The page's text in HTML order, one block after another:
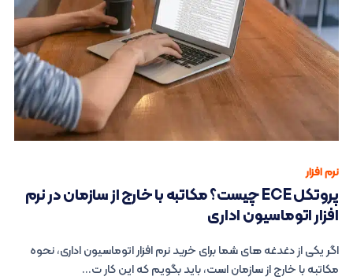
نرم افزار
پروتکل ECE چیست؟ مکاتبه با خارج از سازمان در نرم
افزار اتوماسیون اداری
اگر یکی از دغدغه های شما برای خرید نرم افزار اتوماسیون اداری، نحوه
مکاتبه با خارج از سازمان است، باید بگویم که این کار ت...